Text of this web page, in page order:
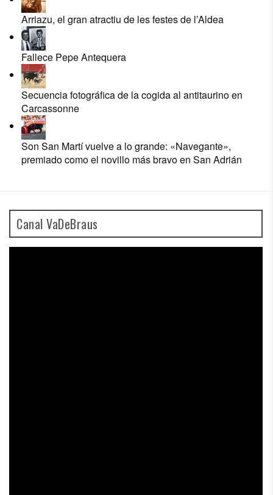
Arriazu, el gran atractiu de les festes de l’Aldea
Fallece Pepe Antequera
Secuencia fotográfica de la cogida al antitaurino en
Carcassonne
Son San Martí vuelve a lo grande: «Navegante»,
premiado como el novillo más bravo en San Adrián
Canal VaDeBraus